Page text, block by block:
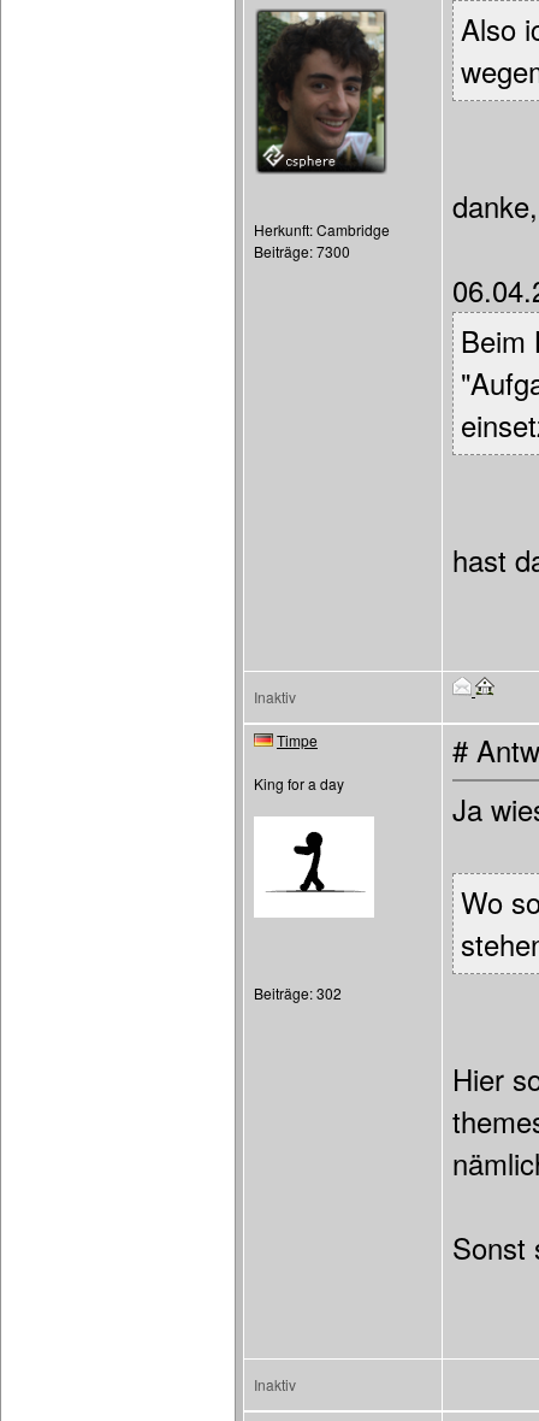
Herkunft: Cambridge
Beiträge: 7300
Also
Beim
hast
Inaktiv
Timpe
King for a day
Beiträge: 302
#
Ja
Wo
Hier
Sonst
Inaktiv